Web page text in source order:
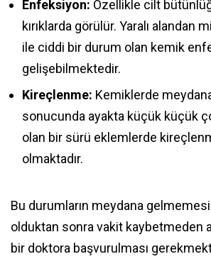
Enfeksiyon: Özellikle cilt
kırıklarda görülür. Yaralı alandan
ile ciddi bir durum olan kemik
gelişebilmektedir.
Kireçlenme: Kemiklerde
sonucunda ayakta küçük küçük
olan bir sürü eklemlerde
olmaktadır.
Bu durumların meydana
olduktan sonra vakit kaybetmeden
bir doktora başvurulması